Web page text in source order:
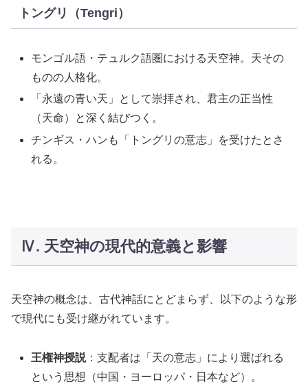
トングリ（Tengri）
モンゴル語・テュルク語圏における天空神。天その
ものの人格化。
「永遠の青い天」として崇拝され、君主の正当性
（天命）と深く結びつく。
チンギス・ハンも「トングリの意志」を受けたとさ
れる。
Ⅳ. 天空神の現代的意義と影響
天空神の概念は、古代神話にとどまらず、以下のような形
で現代にも受け継がれています。
王権神授説：支配者は「天の意志」により選ばれる
という思想（中国・ヨーロッパ・日本など）。